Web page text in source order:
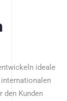
ideale
den Kunden